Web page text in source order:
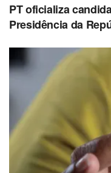
PT oficializa
Presidência da